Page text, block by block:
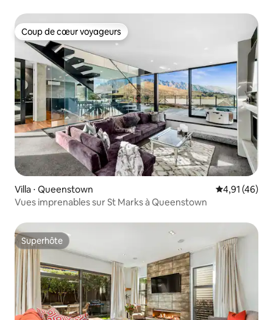
Coup de cœur voyageurs
Coup de cœur voyageurs
Villa ⋅ Queenstown Évaluation
4,91 (46)
Vues imprenables sur St Marks à Queenstown
Superhôte
Superhôte